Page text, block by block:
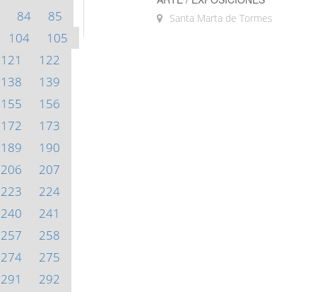
84
85
104
105
121
122
138
139
155
156
172
173
189
190
206
207
223
224
240
241
257
258
274
275
291 292
Santa Marta de Tormes